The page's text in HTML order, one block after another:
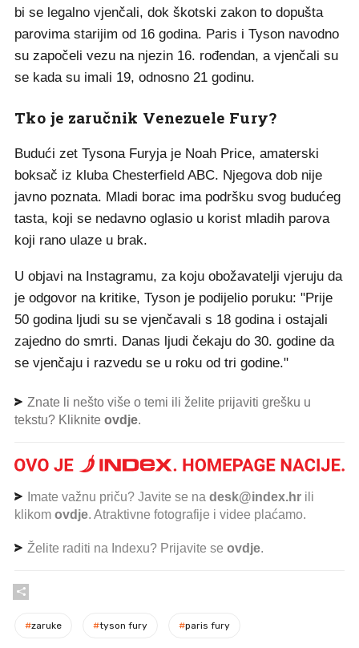
bi se legalno vjenčali, dok škotski zakon to dopušta
parovima starijim od 16 godina. Paris i Tyson navodno
su započeli vezu na njezin 16. rođendan, a vjenčali su
se kada su imali 19, odnosno 21 godinu.
Tko je zaručnik Venezuele Fury?
Budući zet Tysona Furyja je Noah Price, amaterski
boksač iz kluba Chesterfield ABC. Njegova dob nije
javno poznata. Mladi borac ima podršku svog budućeg
tasta, koji se nedavno oglasio u korist mladih parova
koji rano ulaze u brak.
U objavi na Instagramu, za koju obožavatelji vjeruju da
je odgovor na kritike, Tyson je podijelio poruku: "Prije
50 godina ljudi su se vjenčavali s 18 godina i ostajali
zajedno do smrti. Danas ljudi čekaju do 30. godine da
se vjenčaju i razvedu se u roku od tri godine."
Znate li nešto više o temi ili želite prijaviti grešku u
tekstu? Kliknite ovdje.
Imate važnu priču? Javite se na desk@index.hr ili
klikom ovdje. Atraktivne fotografije i videe plaćamo.
Želite raditi na Indexu? Prijavite se ovdje.
#zaruke #tyson fury #paris fury